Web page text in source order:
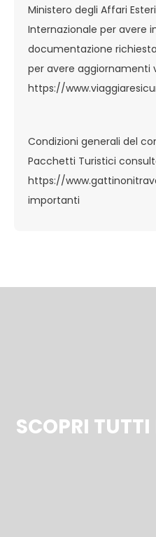
Ministero degli Affari
Internazionale per avere
documentazione richiesta
per avere aggiornamenti
https://
Condizioni generali del
Pacchetti Turistici
https://
importanti
SCOPRI